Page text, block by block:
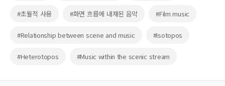
#초월적 사용 #화면 흐름에 내재된 음악 #Film music
#Relationship between scene and music #Isotopos
#Heterotopos #Music within the scenic stream